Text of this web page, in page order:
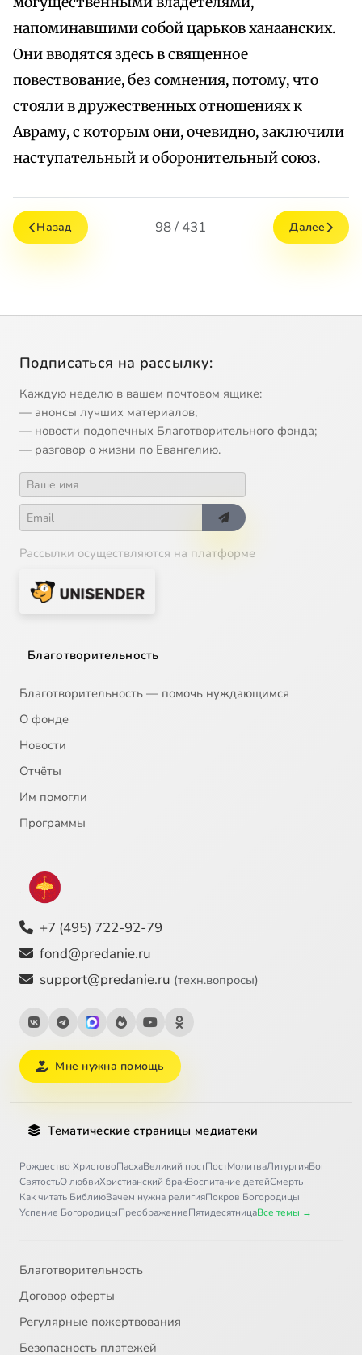
напоминавшими собой царьков ханаанских.
Они вводятся здесь в священное
повествование, без сомнения, потому, что
стояли в дружественных отношениях к
Авраму, с которым они, очевидно, заключили
наступательный и оборонительный союз.
Назад 98 / 431 Далее
Подписаться на рассылку:
Каждую неделю в вашем почтовом ящике:
— анонсы лучших материалов;
— новости подопечных Благотворительного фонда;
— разговор о жизни по Евангелию.
Рассылки осуществляются на платформе
Благотворительность
Благотворительность — помочь нуждающимся
О фонде
Новости
Отчёты
Им помогли
Программы
+7 (495) 722-92-79
fond@predanie.ru
support@predanie.ru (техн.вопросы)
Мне нужна помощь
Тематические страницы медиатеки
Рождество ХристовоПасхаВеликий постПостМолитваЛитургияБог
СвятостьО любвиХристианский бракВоспитание детейСмерть
Как читать БиблиюЗачем нужна религияПокров Богородицы
Успение БогородицыПреображениеПятидесятницаВсе темы →
Благотворительность
Договор оферты
Регулярные пожертвования
Безопасность платежей